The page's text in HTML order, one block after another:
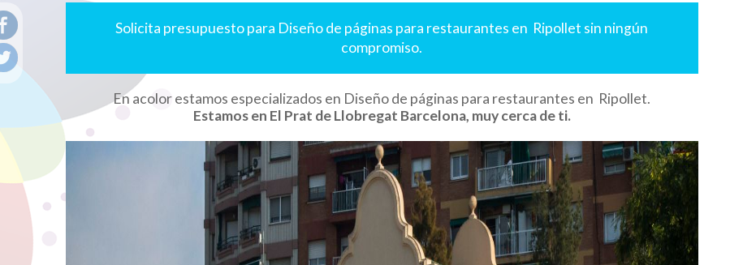
Solicita presupuesto para Diseño de páginas para restaurantes en Ripollet sin ningún
compromiso.
En acolor estamos especializados en Diseño de páginas para restaurantes en Ripollet.
Estamos en El Prat de Llobregat Barcelona, muy cerca de ti.